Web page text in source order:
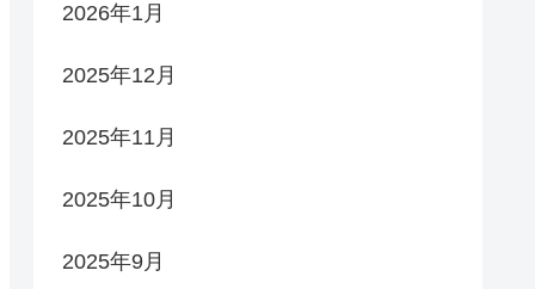
2026年1月
2025年12月
2025年11月
2025年10月
2025年9月